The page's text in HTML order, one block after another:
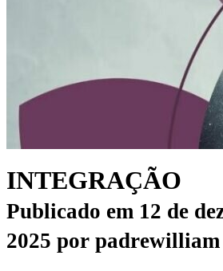
INTEGRAÇÃO
Publicado em 12 de
2025 por padrewilliam